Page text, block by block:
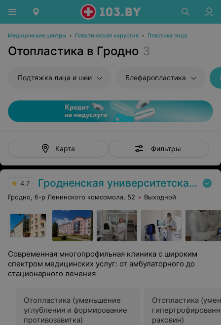
Медицинские центры • Пластическая хирургия • Пластика лица
Отопластика в Гродно 3
Подтяжка лица и шеи Блефаропластика
Карта Фильтры
4.7 Гродненская университетская клиника
Гродно, б-р Ленинского комсомола, 52 Выходной
Современная многопрофильная клиника с широким
спектром медицинских услуг: от амбулаторного до
стационарного лечения
Отопластика (уменьшение
углубления и формирование
противозавитка)
Отопластика
раковин)